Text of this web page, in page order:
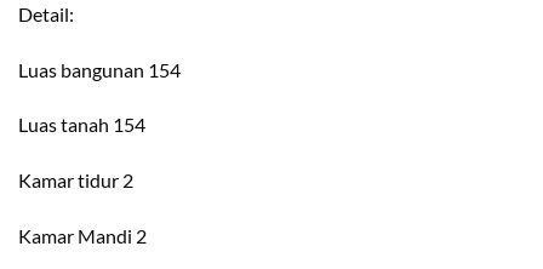
Detail:
Luas bangunan 154
Luas tanah 154
Kamar tidur 2
Kamar Mandi 2